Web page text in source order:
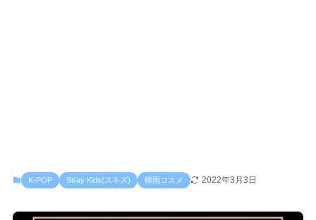
K-POP Stray Kids(スキズ) 韓国コスメ 2022年3月3日